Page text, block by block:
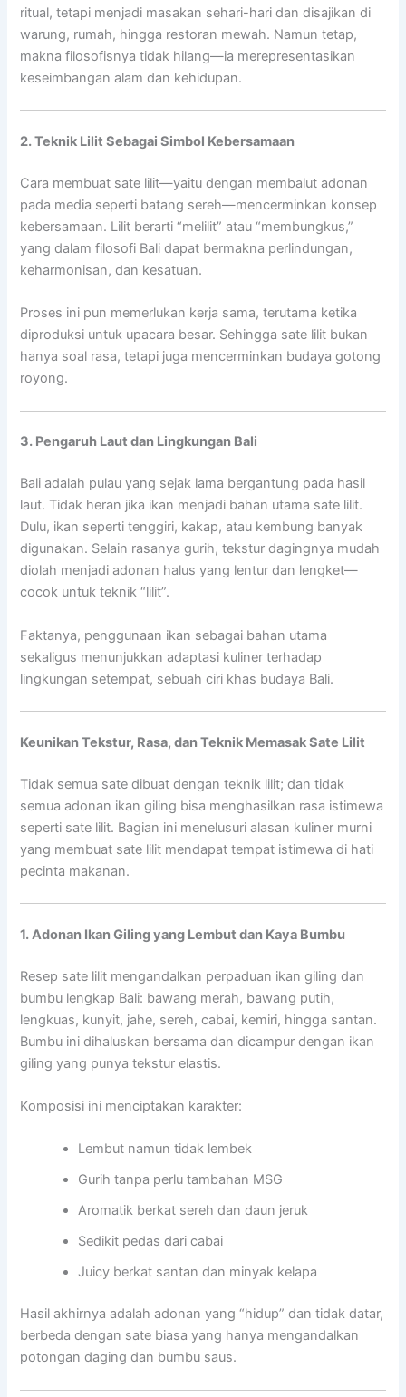
ritual, tetapi menjadi masakan sehari-hari dan disajikan di
warung, rumah, hingga restoran mewah. Namun tetap,
makna filosofisnya tidak hilang—ia merepresentasikan
keseimbangan alam dan kehidupan.
2. Teknik Lilit Sebagai Simbol Kebersamaan
Cara membuat sate lilit—yaitu dengan membalut adonan
pada media seperti batang sereh—mencerminkan konsep
kebersamaan. Lilit berarti “melilit” atau “membungkus,”
yang dalam filosofi Bali dapat bermakna perlindungan,
keharmonisan, dan kesatuan.
Proses ini pun memerlukan kerja sama, terutama ketika
diproduksi untuk upacara besar. Sehingga sate lilit bukan
hanya soal rasa, tetapi juga mencerminkan budaya gotong
royong.
3. Pengaruh Laut dan Lingkungan Bali
Bali adalah pulau yang sejak lama bergantung pada hasil
laut. Tidak heran jika ikan menjadi bahan utama sate lilit.
Dulu, ikan seperti tenggiri, kakap, atau kembung banyak
digunakan. Selain rasanya gurih, tekstur dagingnya mudah
diolah menjadi adonan halus yang lentur dan lengket—
cocok untuk teknik “lilit”.
Faktanya, penggunaan ikan sebagai bahan utama
sekaligus menunjukkan adaptasi kuliner terhadap
lingkungan setempat, sebuah ciri khas budaya Bali.
Keunikan Tekstur, Rasa, dan Teknik Memasak Sate Lilit
Tidak semua sate dibuat dengan teknik lilit; dan tidak
semua adonan ikan giling bisa menghasilkan rasa istimewa
seperti sate lilit. Bagian ini menelusuri alasan kuliner murni
yang membuat sate lilit mendapat tempat istimewa di hati
pecinta makanan.
1. Adonan Ikan Giling yang Lembut dan Kaya Bumbu
Resep sate lilit mengandalkan perpaduan ikan giling dan
bumbu lengkap Bali: bawang merah, bawang putih,
lengkuas, kunyit, jahe, sereh, cabai, kemiri, hingga santan.
Bumbu ini dihaluskan bersama dan dicampur dengan ikan
giling yang punya tekstur elastis.
Komposisi ini menciptakan karakter:
Lembut namun tidak lembek
Gurih tanpa perlu tambahan MSG
Aromatik berkat sereh dan daun jeruk
Sedikit pedas dari cabai
Juicy berkat santan dan minyak kelapa
Hasil akhirnya adalah adonan yang “hidup” dan tidak datar,
berbeda dengan sate biasa yang hanya mengandalkan
potongan daging dan bumbu saus.